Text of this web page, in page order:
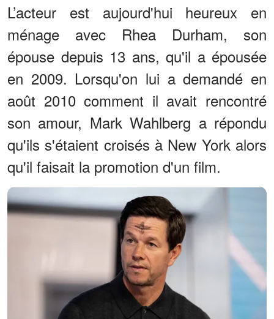
L’acteur est aujourd'hui heureux en
ménage avec Rhea Durham, son
épouse depuis 13 ans, qu'il a épousée
en 2009. Lorsqu'on lui a demandé en
août 2010 comment il avait rencontré
son amour, Mark Wahlberg a répondu
qu'ils s'étaient croisés à New York alors
qu'il faisait la promotion d'un film.